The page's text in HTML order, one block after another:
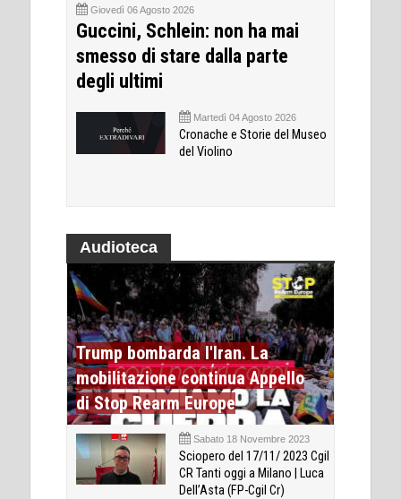
Giovedì 06 Agosto 2026
Guccini, Schlein: non ha mai
smesso di stare dalla parte
degli ultimi
Martedì 04 Agosto 2026
Cronache e Storie del Museo
del Violino
Audioteca
Trump bombarda l'Iran. La
mobilitazione continua Appello
di Stop Rearm Europe
Sabato 18 Novembre 2023
Sciopero del 17/11/ 2023 Cgil
CR Tanti oggi a Milano | Luca
Dell’Asta (FP-Cgil Cr)